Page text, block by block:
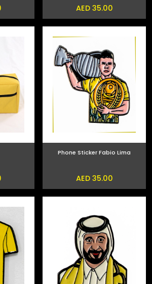
AED 35.00
Phone Sticker Fabio Lima
AED 35.00